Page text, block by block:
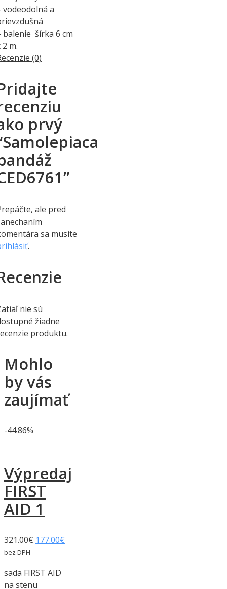
vodeodolná a
balenie šírka 6 cm
2 m.
(0)
prvý
ale pred
sa musíte
.
nie sú
žiadne
produktu.
Mohlo
by vás
zaujímať
-44.86%
Výpredaj
FIRST
AID 1
321.00€ 177.00€
bez DPH
sada FIRST AID
na stenu